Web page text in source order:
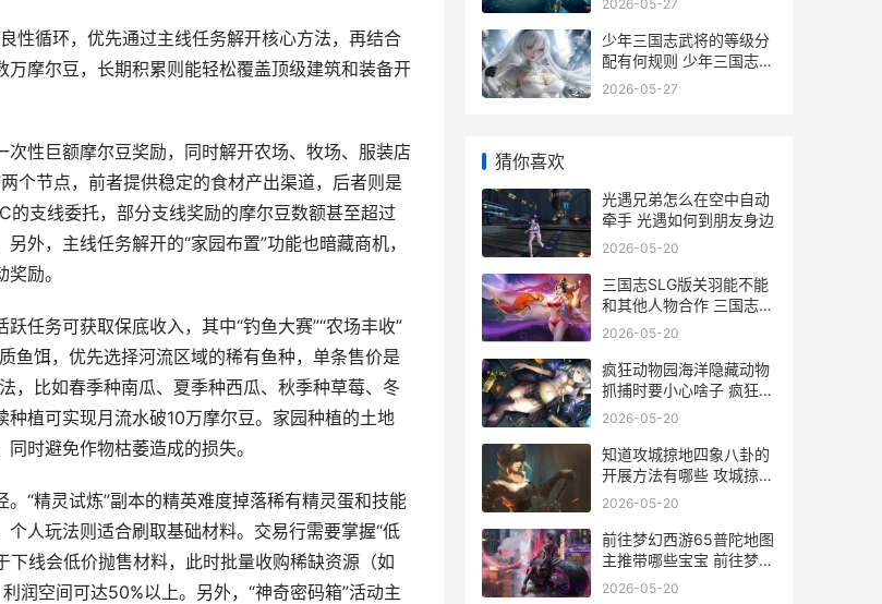
性循环，优先通过主线任务解开核心方法，再结合
摩尔豆，长期积累则能轻松覆盖顶级建筑和装备开
性巨额摩尔豆奖励，同时解开农场、牧场、服装店
个节点，前者提供稳定的食材产出渠道，后者则是
支线委托，部分支线奖励的摩尔豆数额甚至超过
外，主线任务解开的“家园布置”功能也暗藏商机，
励。
任务可获取保底收入，其中“钓鱼大赛”“农场丰收”
鱼饵，优先选择河流区域的稀有鱼种，单条售价是
，比如春季种南瓜、夏季种西瓜、秋季种草莓、冬
植可实现月流水破10万摩尔豆。家园种植的土地
时避免作物枯萎造成的损失。
“精灵试炼”副本的精英难度掉落稀有精灵蛋和技能
人玩法则适合刷取基础材料。交易行需要掌握“低
线会低价抛售材料，此时批量收购稀缺资源（如
润空间可达50%以上。另外，“神奇密码箱”活动主
2026-05-27
少年三国志武将的等级分
配有何规则 少年三国志武
将时装在哪更换
2026-05-27
猜你喜欢
光遇兄弟怎么在空中自动
牵手 光遇如何到朋友身边
2026-05-20
三国志SLG版关羽能不能
和其他人物合作 三国志关
羽怎么样
2026-05-20
疯狂动物园海洋隐藏动物
抓捕时要小心啥子 疯狂动
物园海洋版
2026-05-20
知道攻城掠地四象八卦的
开展方法有哪些 攻城掠地
v4多少钱
2026-05-20
前往梦幻西游65普陀地图
主推带哪些宝宝 前往梦幻
西游圈子工具箱服务大厅
2026-05-20